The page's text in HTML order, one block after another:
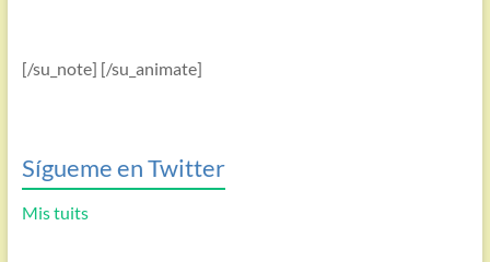
[/su_note] [/su_animate]
Sígueme en Twitter
Mis tuits